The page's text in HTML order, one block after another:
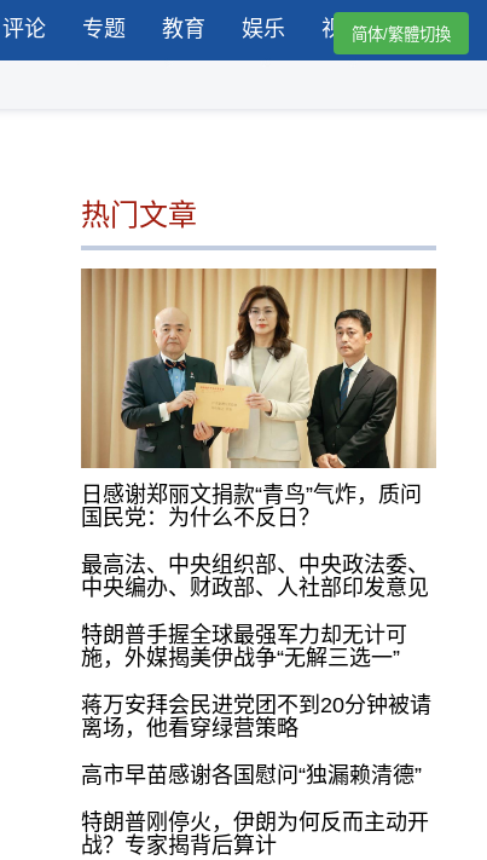
评论 专题 教育 娱乐 视频简体/繁體切換
热门文章
日感谢郑丽文捐款“青鸟”气炸，质问
国民党：为什么不反日？
最高法、中央组织部、中央政法委、
中央编办、财政部、人社部印发意见
特朗普手握全球最强军力却无计可
施，外媒揭美伊战争“无解三选一”
蒋万安拜会民进党团不到20分钟被请
离场，他看穿绿营策略
高市早苗感谢各国慰问“独漏赖清德”
特朗普刚停火，伊朗为何反而主动开
战？专家揭背后算计